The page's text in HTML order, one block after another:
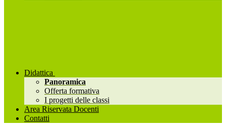
Didattica
Panoramica
Offerta formativa
I progetti delle classi
Area Riservata Docenti
Contatti